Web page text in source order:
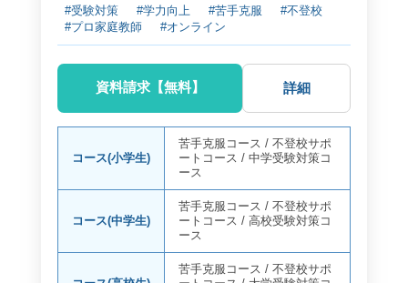
#受験対策 #学力向上 #苦手克服
#不登校
#プロ家庭教師
#オンライン
資料請求【無料】 詳細
コース(小学生)
苦手克服コース /不登校サポ
ートコース /中学受験対策コ
ース
コース(中学生)
苦手克服コース /不登校サポ
ートコース /高校受験対策コ
ース
苦手克服コース /不登校サポ